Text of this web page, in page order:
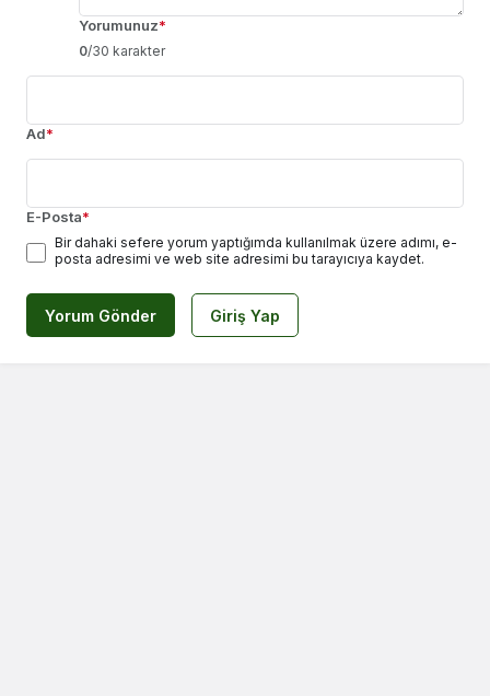
Yorumunuz*
0/30 karakter
Ad*
E-Posta*
Bir dahaki sefere yorum yaptığımda kullanılmak üzere adımı, e-
posta adresimi ve web site adresimi bu tarayıcıya kaydet.
Yorum Gönder Giriş Yap